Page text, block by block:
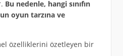
Bu nedenle, hangi sınıfın
oyun tarzına ve
özelliklerini özetleyen bir